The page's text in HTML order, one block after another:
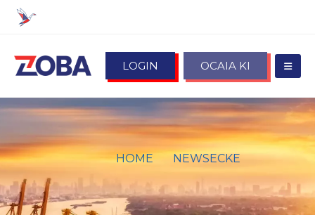
LOGIN OCAIA KI
HOME
NEWSECKE
EU/VEREINIGTES KÖNIGREICH:
EU-KOMMISSION SCHLÄGT
EINMALIGE VERLÄNGERUNG